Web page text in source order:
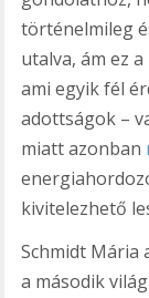
történelmileg
utalva, ám ez
ami egyik fél
adottságok –
miatt azonban
kivitelezhető
Schmidt Mária
a második